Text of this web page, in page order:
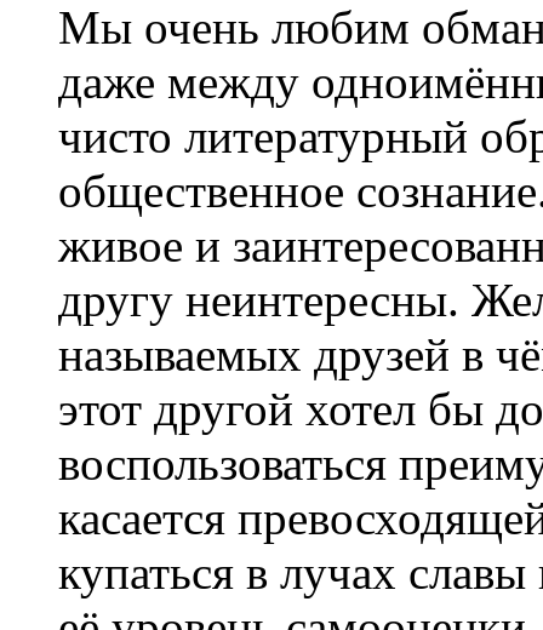
Мы очень любим
даже между
чисто литературный
общественное
живое и
другу неинтересны.
называемых друзей в
этот другой хотел бы
воспользоваться
касается
купаться в лучах